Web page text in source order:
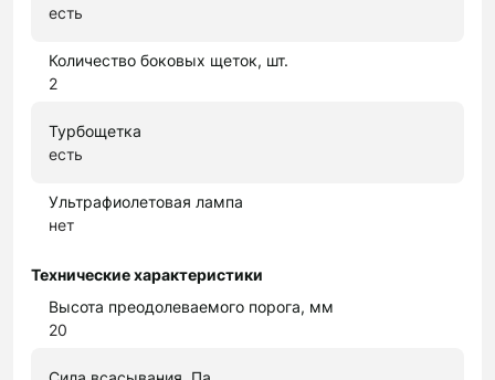
есть
Количество боковых щеток, шт.
2
Турбощетка
есть
Ультрафиолетовая лампа
нет
Технические характеристики
Высота преодолеваемого порога, мм
20